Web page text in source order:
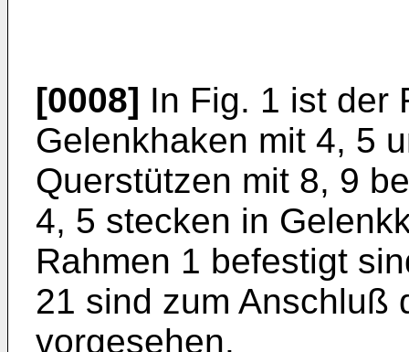
[0008] In Fig. 1 ist der
Gelenkhaken mit 4, 5
Querstützen mit 8, 9
4, 5 stecken in
Rahmen 1 befestigt
21 sind zum Anschluß
vorgesehen.